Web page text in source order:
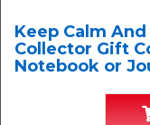
Keep Calm
Collector Gift
Notebook or